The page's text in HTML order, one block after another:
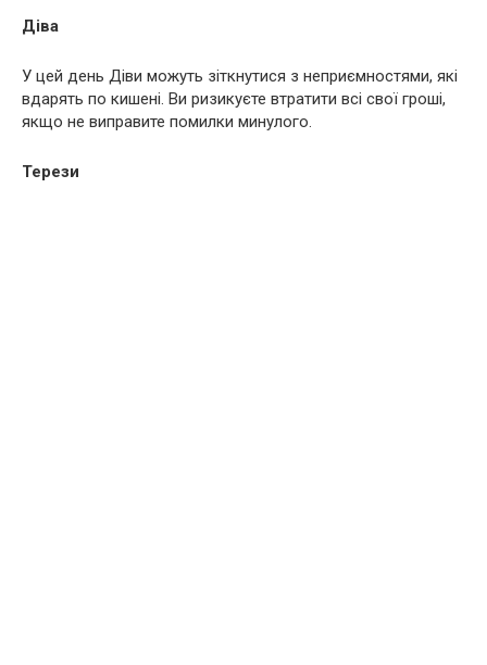
Діва
У цей день Діви можуть зіткнутися з неприємностями, які
вдарять по кишені. Ви ризикуєте втратити всі свої гроші,
якщо не виправите помилки минулого.
Терези